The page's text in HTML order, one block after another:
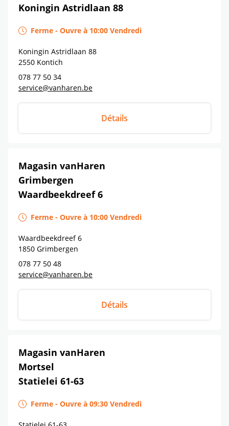
Koningin Astridlaan 88
Ferme - Ouvre à 10:00 Vendredi
Koningin Astridlaan 88
2550 Kontich
078 77 50 34
service@vanharen.be
Détails
Magasin vanHaren
Grimbergen
Waardbeekdreef 6
Ferme - Ouvre à 10:00 Vendredi
Waardbeekdreef 6
1850 Grimbergen
078 77 50 48
service@vanharen.be
Détails
Magasin vanHaren
Mortsel
Statielei 61-63
Ferme - Ouvre à 09:30 Vendredi